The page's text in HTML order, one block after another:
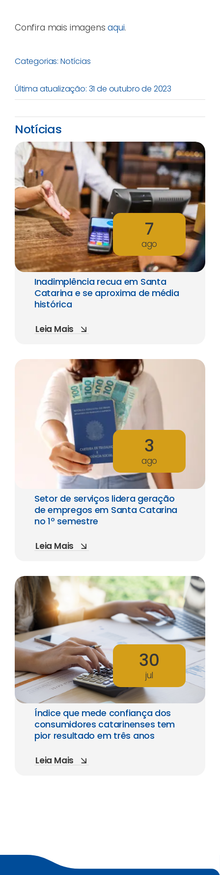
Confira mais imagensaqui.
Categorias: Notícias
Última atualização: 31 de outubro de 2023
Notícias
7
ago
Inadimplência recua em Santa
Catarina e se aproxima de média
histórica
Leia Mais
3
ago
Setor de serviços lidera geração
de empregos em Santa Catarina
no 1º semestre
Leia Mais
30
jul
Índice que mede confiança dos
consumidores catarinenses tem
pior resultado em três anos
Leia Mais